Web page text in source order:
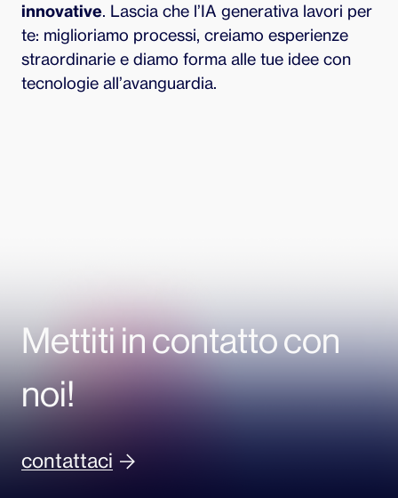
innovative. Lascia che l’IA generativa lavori per
te: miglioriamo processi, creiamo esperienze
straordinarie e diamo forma alle tue idee con
tecnologie all’avanguardia.
Mettiti in contatto con
noi!
contattaci